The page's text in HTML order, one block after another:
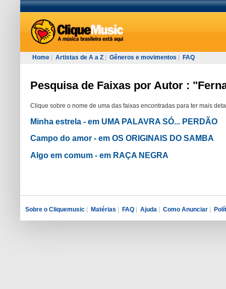
Home Artistas de A a Z Gêneros e movimentos FAQ
Pesquisa de Faixas por Autor :
Clique sobre o nome de uma das faixas encontradas para ter mais
Minha estrela - em UMA PALAVRA SÓ... PERDÃO
Campo do amor - em OS ORIGINAIS DO SAMBA
Algo em comum - em RAÇA NEGRA
Sobre o Cliquemusic | Matérias | FAQ | Ajuda | Como Anunciar |